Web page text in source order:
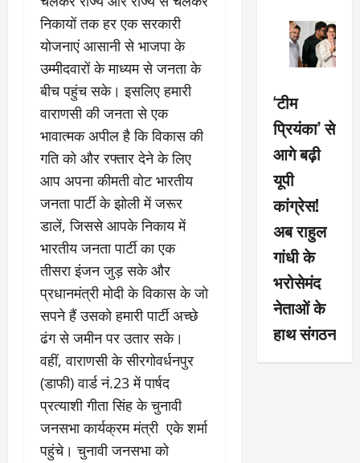
निकायों तक हर एक सरकारी
योजनाएं आसानी से भाजपा के
उम्मीदवारों के माध्यम से जनता के
बीच पहुंच सके। इसलिए हमारी
वाराणसी की जनता से एक
भावात्मक अपील है कि विकास की
गति को और रफ्तार देने के लिए
आप अपना कीमती वोट भारतीय
जनता पार्टी के झोली में जरूर
डालें, जिससे आपके निकाय में
भारतीय जनता पार्टी का एक
तीसरा इंजन जुड़ सके और
प्रधानमंत्री मोदी के विकास के जो
सपने हैं उसको हमारी पार्टी अच्छे
ढंग से जमीन पर उतार सके।
वहीं, वाराणसी के सीरगोवर्धनपुर
(डाफी) वार्ड नं.23 में पार्षद
प्रत्याशी गीता सिंह के चुनावी
जनसभा कार्यक्रम मंत्री एके शर्मा
पहुंचे। चुनावी जनसभा को
‘टीम
प्रियंका’ से
आगे बढ़ी
यूपी
कांग्रेस!
अब राहुल
गांधी के
भरोसेमंद
नेताओं के
हाथ संगठन